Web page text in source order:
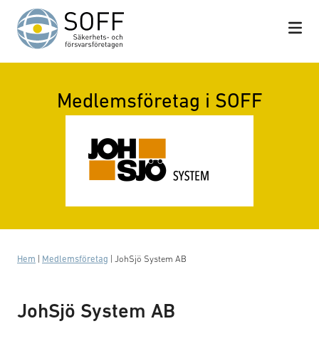
Hoppa till innehåll
Medlemsföretag i SOFF
Hem Medlemsföretag JohSjö System AB
JohSjö System AB